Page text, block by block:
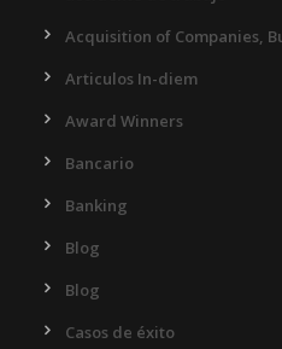
Acquisition of Companies,
Articulos In-diem
Award Winners
Bancario
Banking
Blog
Blog
Casos de éxito